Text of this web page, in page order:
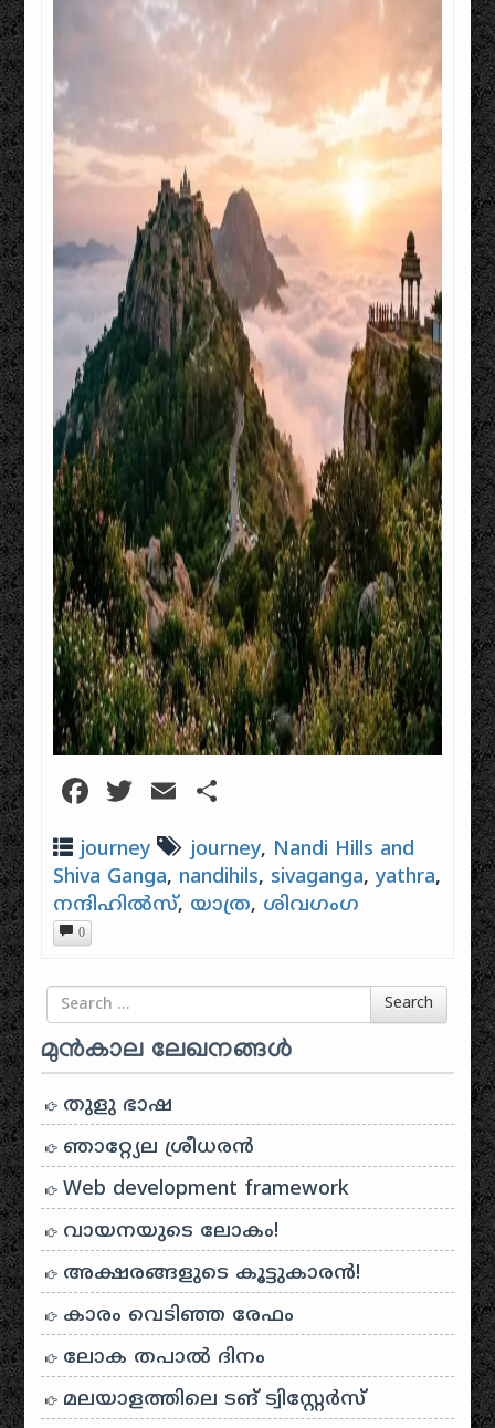
Facebook
Twitter
Email
journey journey, Nandi Hills and
Shiva Ganga, nandihils, sivaganga,yathra,
നന്ദിഹിൽസ്, യാത്ര, ശിവഗംഗ
0
Search for Search
മുൻകാല ലേഖനങ്ങൾ
തുളു ഭാഷ
ഞാറ്റ്യേല ശ്രീധരൻ
Web development framework
വായനയുടെ ലോകം!
അക്ഷരങ്ങളുടെ കൂട്ടുകാരൻ!
കാരം വെടിഞ്ഞ രേഫം
ലോക തപാൽ ദിനം
മലയാളത്തിലെ ടങ് ട്വിസ്റ്റേർസ്